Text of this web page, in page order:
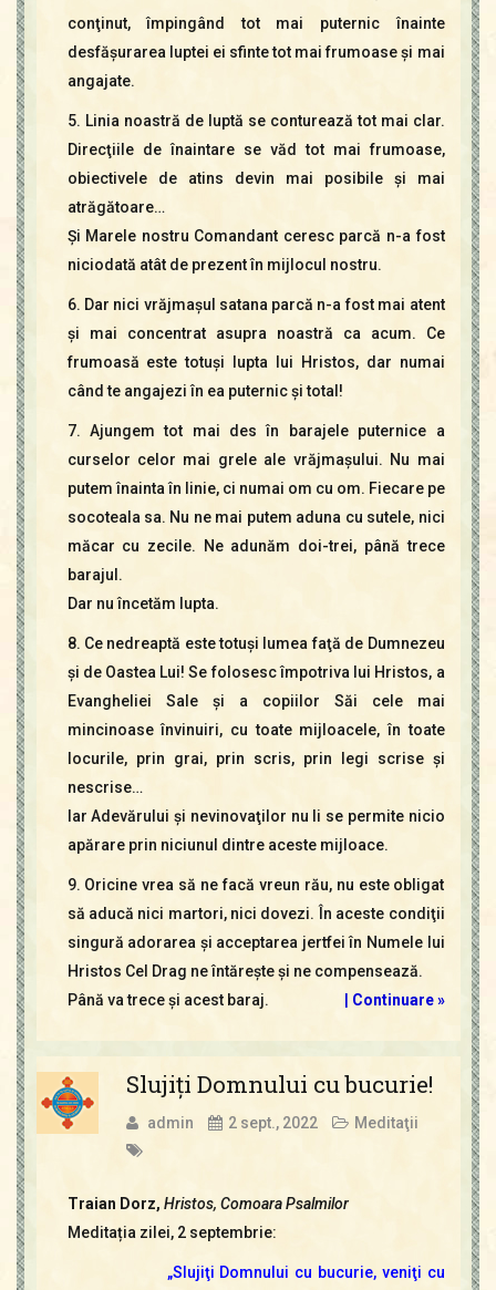
conţinut, împingând tot mai puternic înainte
desfăşurarea luptei ei sfinte tot mai frumoase şi mai
angajate.
5. Linia noastră de luptă se conturează tot mai clar.
Direcţiile de înaintare se văd tot mai frumoase,
obiectivele de atins devin mai posibile şi mai
atrăgătoare…
Şi Marele nostru Comandant ceresc parcă n-a fost
niciodată atât de prezent în mijlocul nostru.
6. Dar nici vrăjmaşul satana parcă n-a fost mai atent
şi mai concentrat asupra noastră ca acum. Ce
frumoasă este totuşi lupta lui Hristos, dar numai
când te angajezi în ea puternic şi total!
7. Ajungem tot mai des în barajele puternice a
curselor celor mai grele ale vrăjmaşului. Nu mai
putem înainta în linie, ci numai om cu om. Fiecare pe
socoteala sa. Nu ne mai putem aduna cu sutele, nici
măcar cu zecile. Ne adunăm doi-trei, până trece
barajul.
Dar nu încetăm lupta.
8. Ce nedreaptă este totuşi lumea faţă de Dumnezeu
şi de Oastea Lui! Se folosesc împotriva lui Hristos, a
Evangheliei Sale şi a copiilor Săi cele mai
mincinoase învinuiri, cu toate mijloacele, în toate
locurile, prin grai, prin scris, prin legi scrise şi
nescrise…
Iar Adevărului şi nevinovaţilor nu li se permite nicio
apărare prin niciunul dintre aceste mijloace.
9. Oricine vrea să ne facă vreun rău, nu este obligat
să aducă nici martori, nici dovezi. În aceste condiţii
singură adorarea şi acceptarea jertfei în Numele lui
Hristos Cel Drag ne întăreşte şi ne compensează.
Până va trece şi acest baraj.
| Continuare »
Slujiţi Domnului cu bucurie!
admin 2 sept., 2022 Meditaţii
Traian Dorz, Hristos, Comoara Psalmilor
Meditația zilei, 2 septembrie:
„Slujiţi Domnului cu bucurie, veniţi cu